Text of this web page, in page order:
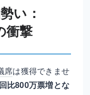
い：
衝撃
席は獲得できませ
比800万票増とな